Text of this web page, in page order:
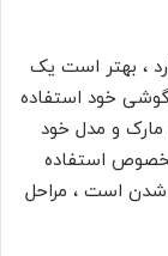
، بهتر است یک
خود استفاده
مارک و مدل خود
استفاده
است ، مراحل